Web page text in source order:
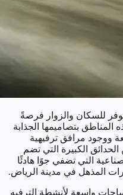
للسكان والزوار فرصةً
المناطق بتصاميمها الجذابة
ووجود مرافق ترفيهية
الكبيرة التي تضم
التي تضفي جوًا هادئًا
المذهل في مدينة الرياض.
واسعة لأنشطة الترفيه